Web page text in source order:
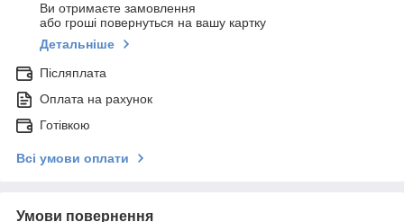
Ви отримаєте замовлення
або гроші повернуться на вашу картку
Детальніше
Післяплата
Оплата на рахунок
Готівкою
Всі умови оплати
Умови повернення